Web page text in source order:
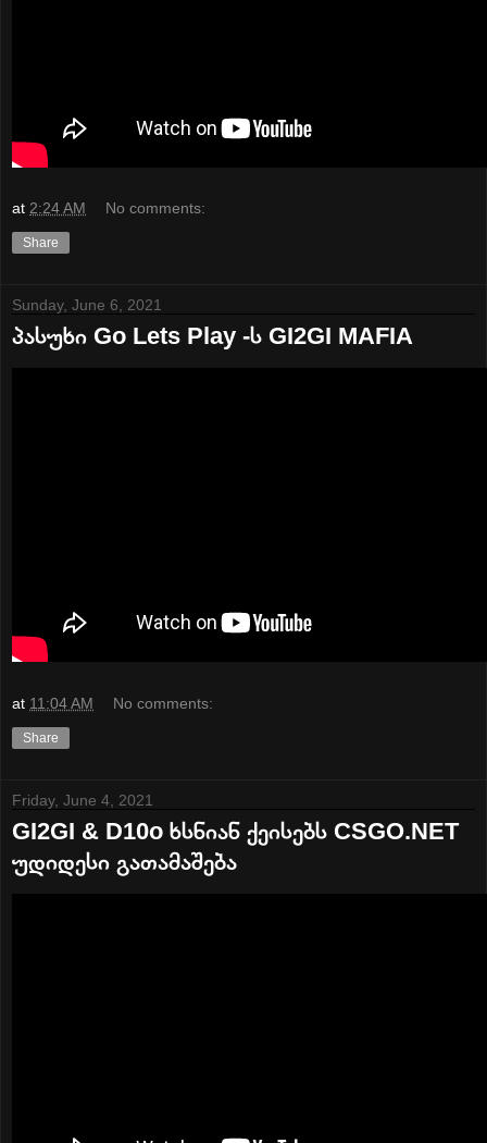
at 2:24 AM No comments:
Share
Sunday, June 6, 2021
პასუხი Go Lets Play -ს GI2GI MAFIA
at 11:04 AM No comments:
Share
Friday, June 4, 2021
GI2GI & D10o ხსნიან ქეისებს CSGO.NET
უდიდესი გათამაშება